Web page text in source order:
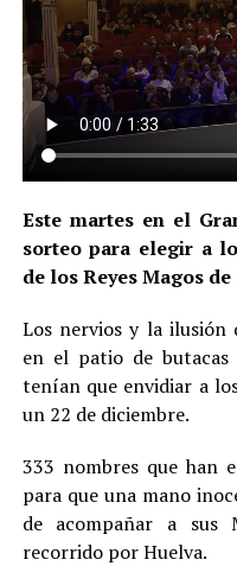
Este martes en el
sorteo para elegir a
de los Reyes Magos de
Los nervios y la ilusión
en el patio de
tenían que envidiar a
un 22 de diciembre.
333 nombres que han
para que una mano
de acompañar a sus
recorrido por Huelva.